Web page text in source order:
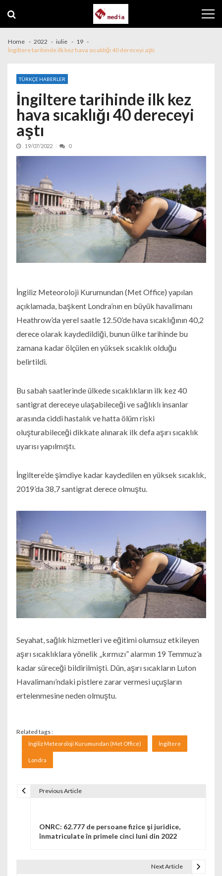
Home 2022 iulie
19
İngiltere tarihinde ilk kez hava sıcaklığı 40 dereceyi aştı
TÜRKÇE HABERLER
İngiltere tarihinde ilk kez
hava sıcaklığı 40 dereceyi
aştı
19/07/2022 0
İngiliz Meteoroloji Kurumundan (Met Office) yapılan
açıklamada, başkent Londra’nın en büyük havalimanı
Heathrow’da yerel saatle 12.50’de hava sıcaklığının 40,2
derece olarak kaydedildiği, bunun ülke tarihinde bu
zamana kadar ölçülen en yüksek sıcaklık olduğu
belirtildi.
Bu sabah saatlerinde ülkede sıcaklıkların ilk kez 40
santigrat dereceye ulaşabileceği ve sağlıklı insanlar
arasında ciddi hastalık ve hatta ölüm riski
oluşturabileceği dikkate alınarak ilk defa aşırı sıcaklık
uyarısı yapılmıştı.
İngiltere’de şimdiye kadar kaydedilen en yüksek sıcaklık,
2019’da 38,7 santigrat derece olmuştu.
Seyahat, sağlık hizmetleri ve eğitimi olumsuz etkileyen
aşırı sıcaklıklara yönelik „kırmızı” alarmın 19 Temmuz’a
kadar süreceği bildirilmişti. Dün, aşırı sıcakların Luton
Havalimanı’ndaki pistlere zarar vermesi uçuşların
ertelenmesine neden olmuştu.
Related tags :
İngiliz Meteoroloji Kurumundan (Met Office) İngiltere
Londra
Previous Article
ONRC: 62.777 de persoane fizice şi juridice,
înmatriculate în primele cinci luni din 2022
Next Article